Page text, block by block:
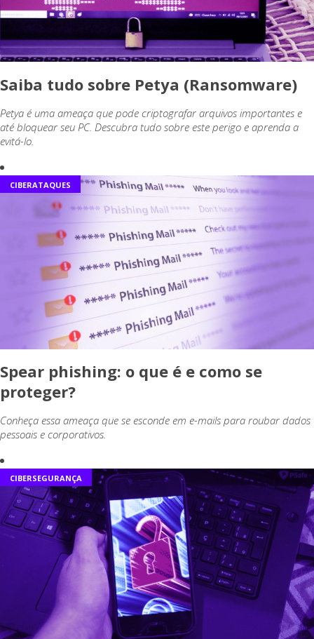
Saiba tudo sobre Petya (Ransomware)
Petya é uma ameaça que pode criptografar arquivos importantes e
até bloquear seu PC. Descubra tudo sobre este perigo e aprenda a
evitá-lo.
CIBERATAQUES
Spear phishing: o que é e como se
proteger?
Conheça essa ameaça que se esconde em e-mails para roubar dados
pessoais e corporativos.
CIBERSEGURANÇA